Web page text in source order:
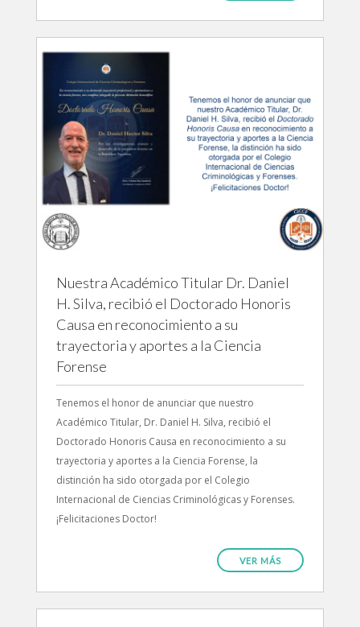
Nuestra Académico Titular Dr. Daniel
H. Silva, recibió el Doctorado Honoris
Causa en reconocimiento a su
trayectoria y aportes a la Ciencia
Forense
Tenemos el honor de anunciar que nuestro
Académico Titular, Dr. Daniel H. Silva, recibió el
Doctorado Honoris Causa en reconocimiento a su
trayectoria y aportes a la Ciencia Forense, la
distinción ha sido otorgada por el Colegio
Internacional de Ciencias Criminológicas y Forenses.
¡Felicitaciones Doctor!
VER MÁS